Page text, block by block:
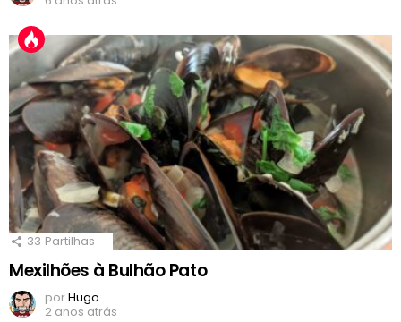
33 Partilhas
Mexilhões à Bulhão Pato
porHugo
2 anos atrás